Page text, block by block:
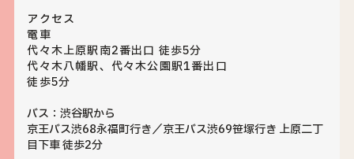
アクセス
電車
代々木上原駅南2番出口 徒歩5分
代々木八幡駅、代々木公園駅1番出口
徒歩5分
バス：渋谷駅から
京王バス渋68永福町行き／京王バス渋69笹塚行き 上原二丁
目下車 徒歩2分